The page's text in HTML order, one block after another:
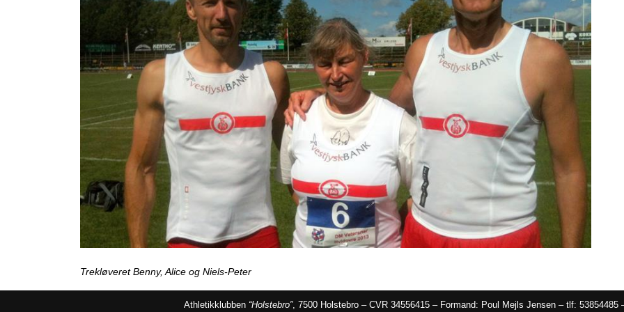
Trekløveret Benny, Alice og Niels-Peter
Athletikklubben “Holstebro”, 7500 Holstebro – CVR 34556415 – Formand: Poul Mejls Jensen – tlf: 53854485